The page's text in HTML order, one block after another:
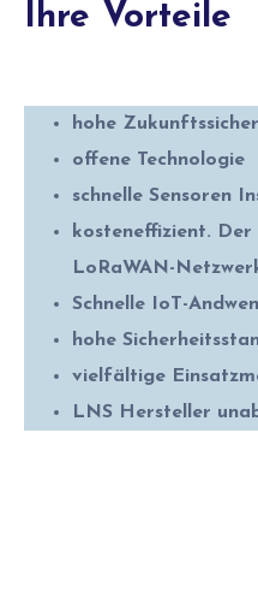
Ihre Vorteile
hohe
offene Technologie
schnelle Sensoren
kosteneffizient. Der
LoRaWAN-
Schnelle IoT-
hohe
vielfältige
LNS Hersteller